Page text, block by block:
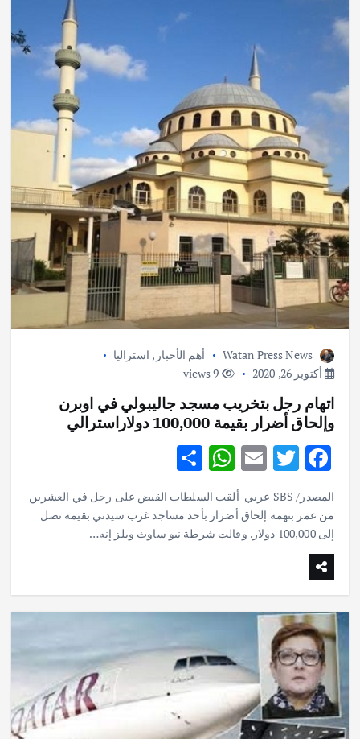
Watan Press News أهم الأخبار , استراليا
أكتوبر 26, 2020
اتهام رجل بتخريب مسجد جاليبولي في اوبرن
وإلحاق أضرار بقيمة 100,000 دولاراسترالي
F
ac
e
b
o
k
T
it
te
E
m
ai
l
W
h
at
s
p
p
S
h
ar
e
المصدر/ SBS عربي ألقت السلطات القبض على رجل في العشرين
من عمر بتهمة إلحاق أضرار بأحد مساجد غرب سيدني بقيمة تصل
إلى 100,000 دولار. وقالت شرطة نيو ساوث ويلز إنه…